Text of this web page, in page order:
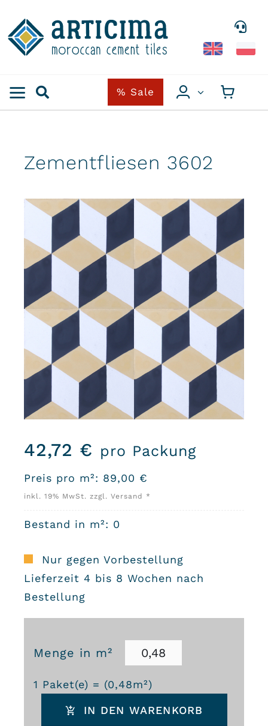
content
% Sale
Zementfliesen 3602
42,72 € pro Packung
Preis pro m²: 89,00 €
inkl. 19% MwSt. zzgl. Versand *
Bestand in m²: 0
Nur gegen Vorbestellung
Lieferzeit 4 bis 8 Wochen nach
Bestellung
Menge in m²
1 Paket(e) = (0,48m²)
Zementfliesen
3602
Menge
IN DEN WARENKORB